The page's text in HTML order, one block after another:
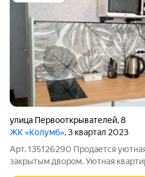
улица Первооткрывателей,8
ЖК «Колумб», 3 квартал 2023
Арт. 135126290 Продается
закрытым двором. Уютная